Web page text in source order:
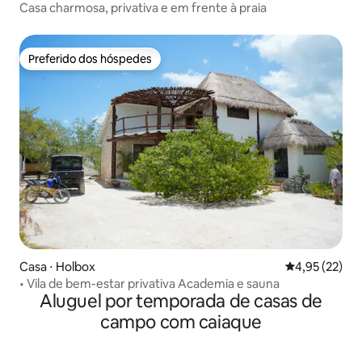
Casa charmosa, privativa e em frente à praia
Preferido dos hóspedes
Preferido dos hóspedes
Casa ⋅ Holbox 4,95 de uma
4,95 (22)
• Vila de bem-estar privativa Academia e sauna
Aluguel por temporada de casas de
campo com caiaque